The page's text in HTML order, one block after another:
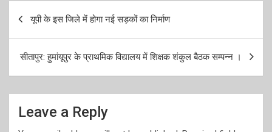
Post
navigation
यूपी के इस जिले में होगा नई सड़कों का निर्माण
सीतापुर: हुमांयूपुर के प्राथमिक विद्यालय में शिक्षक शंकुल बैठक सम्पन्न ।
Leave a Reply